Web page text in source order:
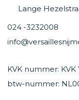
Lange
024 -3232008
KVK nummer: KVK
btw-nummer: